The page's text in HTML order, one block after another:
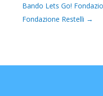
Bando Lets Go!
Fondazione Restelli →